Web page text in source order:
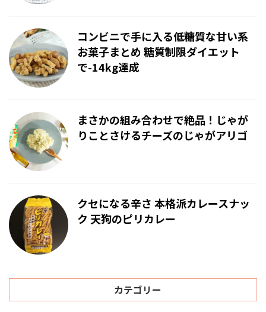
コンビニで手に入る低糖質な甘い系
お菓子まとめ 糖質制限ダイエット
で-14kg達成
まさかの組み合わせで絶品！じゃが
りことさけるチーズのじゃがアリゴ
クセになる辛さ 本格派カレースナッ
ク 天狗のピリカレー
カテゴリー